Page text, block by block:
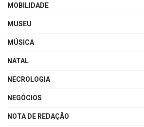
MOBILIDADE
MUSEU
MÚSICA
NATAL
NECROLOGIA
NEGÓCIOS
NOTA DE REDAÇÃO